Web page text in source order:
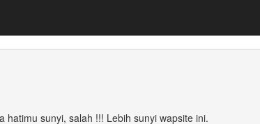
sunyi, salah !!! Lebih sunyi wapsite ini.